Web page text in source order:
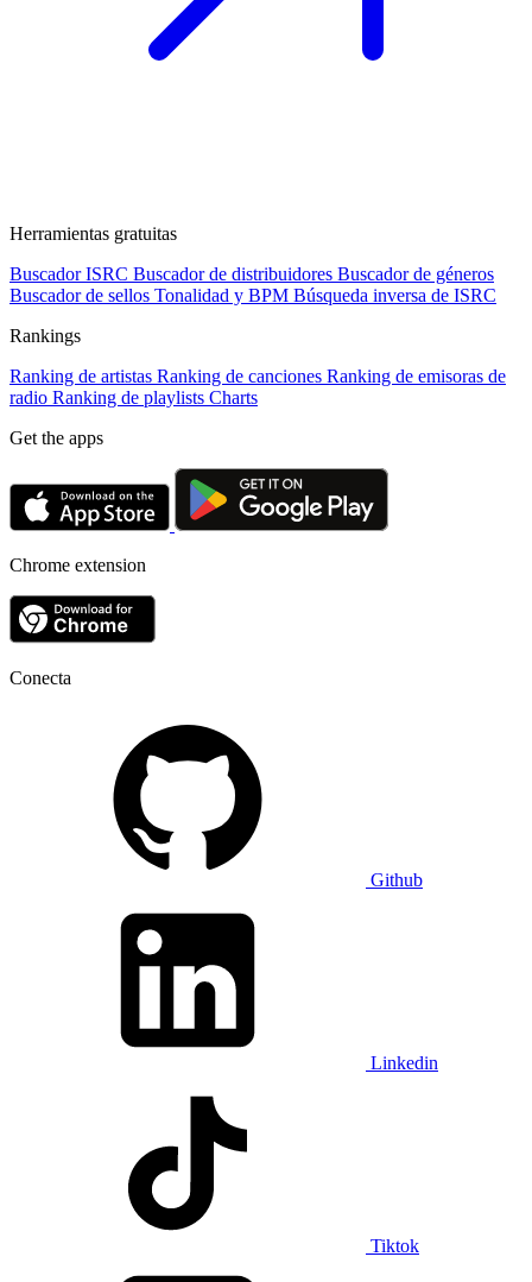
Herramientas gratuitas
Buscador ISRC Buscador de distribuidores Buscador de géneros
Buscador de sellos Tonalidad y BPM Búsqueda inversa de ISRC
Rankings
Ranking de artistas Ranking de canciones Ranking de emisoras de
radio Ranking de playlists Charts
Get the apps
Chrome extension
Conecta
Github
Linkedin
Tiktok